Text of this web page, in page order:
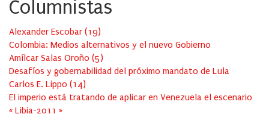
Columnistas
Alexander Escobar (19)
Colombia: Medios alternativos y el nuevo Gobierno
Amílcar Salas Oroño (5)
Desafíos y gobernabilidad del próximo mandato de Lula
Carlos E. Lippo (14)
El imperio está tratando de aplicar en Venezuela el escenario
« Libia-2011 »